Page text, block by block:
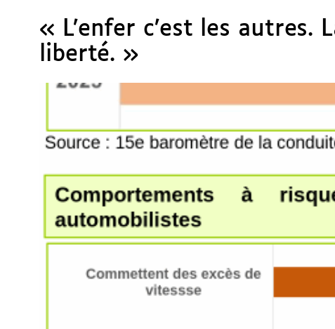
« L’enfer c’est les autres.
liberté. »